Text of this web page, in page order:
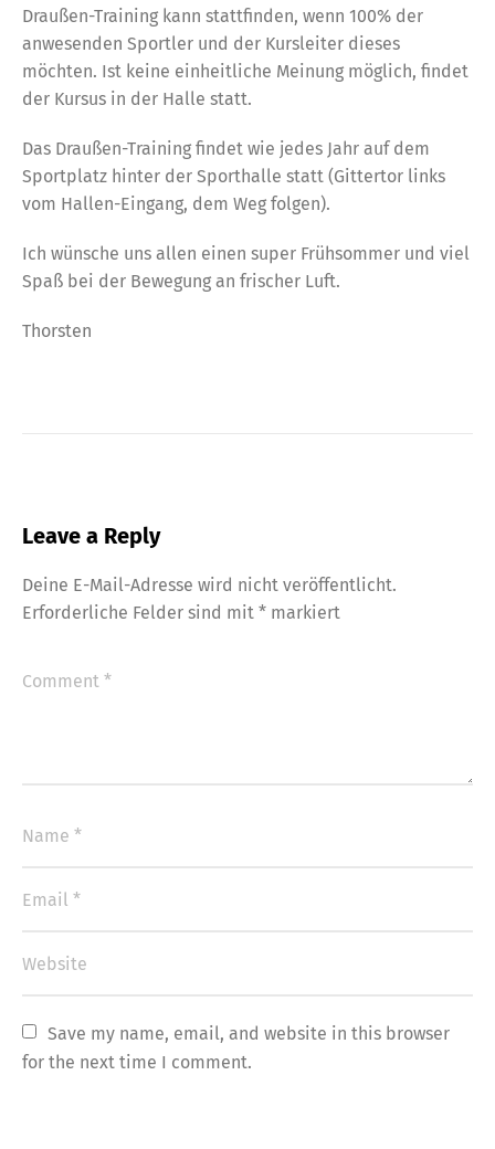
Draußen-Training kann stattfinden, wenn 100% der
anwesenden Sportler und der Kursleiter dieses
möchten. Ist keine einheitliche Meinung möglich, findet
der Kursus in der Halle statt.
Das Draußen-Training findet wie jedes Jahr auf dem
Sportplatz hinter der Sporthalle statt (Gittertor links
vom Hallen-Eingang, dem Weg folgen).
Ich wünsche uns allen einen super Frühsommer und viel
Spaß bei der Bewegung an frischer Luft.
Thorsten
Leave a Reply
Deine E-Mail-Adresse wird nicht veröffentlicht.
Erforderliche Felder sind mit * markiert
Save my name, email, and website in this browser
for the next time I comment.